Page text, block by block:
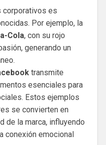
corporativos es
Por ejemplo, la
Cola, con su rojo
generando un
transmite
esenciales para
Estos ejemplos
se convierten en
de la marca, influyendo
conexión emocional